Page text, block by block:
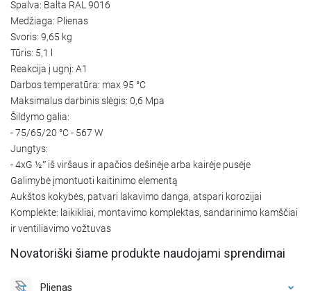
Spalva: Balta RAL 9016
Medžiaga: Plienas
Svoris: 9,65 kg
Tūris: 5,1 l
Reakcija į ugnį: A1
Darbos temperatūra: max 95 °C
Maksimalus darbinis slėgis: 0,6 Mpa
Šildymo galia:
- 75/65/20 °C - 567 W
Jungtys:
- 4xG ½ʺ iš viršaus ir apačios dešinėje arba kairėje pusėje
Galimybė įmontuoti kaitinimo elementą
Aukštos kokybės, patvari lakavimo danga, atspari korozijai
Komplekte: laikikliai, montavimo komplektas, sandarinimo kamščiai
ir ventiliavimo vožtuvas
Novatoriški šiame produkte naudojami sprendimai
Plienas